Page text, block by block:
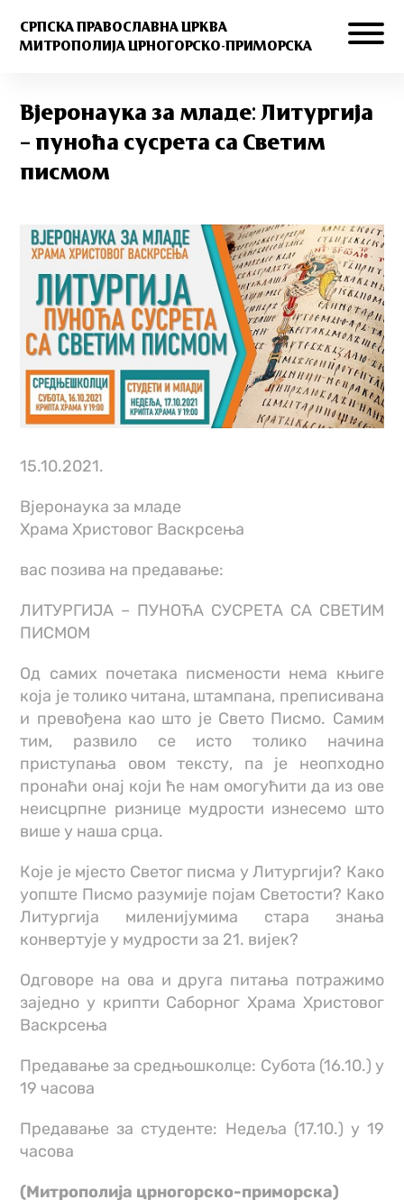
СРПСКА ПРАВОСЛАВНА ЦРКВА
МИТРОПОЛИЈА ЦРНОГОРСКО-ПРИМОРСКА
Вјеронаука за младе: Литургија
– пуноћа сусрета са Светим
писмом
15.10.2021.
Вјеронаука за младе
Храма Христовог Васкрсења
вас позива на предавање:
ЛИТУРГИЈА – ПУНОЋА СУСРЕТА СА СВЕТИМ
ПИСМОМ
Од самих почетака писмености нема књиге
која је толико читана, штампана, преписивана
и превођена као што је Свето Писмо. Самим
тим, развило се исто толико начина
приступања овом тексту, па је неопходно
пронаћи онај који ће нам омогућити да из ове
неисцрпне ризнице мудрости изнесемо што
више у наша срца.
Које је мјесто Светог писма у Литургији? Како
уопште Писмо разумије појам Светости? Како
Литургија миленијумима стара знања
конвертује у мудрости за 21. вијек?
Одговоре на ова и друга питања потражимо
заједно у крипти Саборног Храма Христовог
Васкрсења
Предавање за средњошколце: Субота (16.10.) у
19 часова
Предавање за студенте: Недеља (17.10.) у 19
часова
(Митрополија црногорско-приморска)